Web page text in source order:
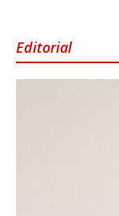
Editorial